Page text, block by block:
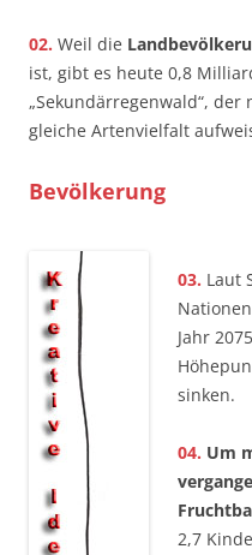
02. Weil die
ist, gibt es heute 0,8
„Sekundärregenwald“,
gleiche Artenvielfalt
Bevölkerung
03. Laut
Jahr
sinken.
04. Um
2,7